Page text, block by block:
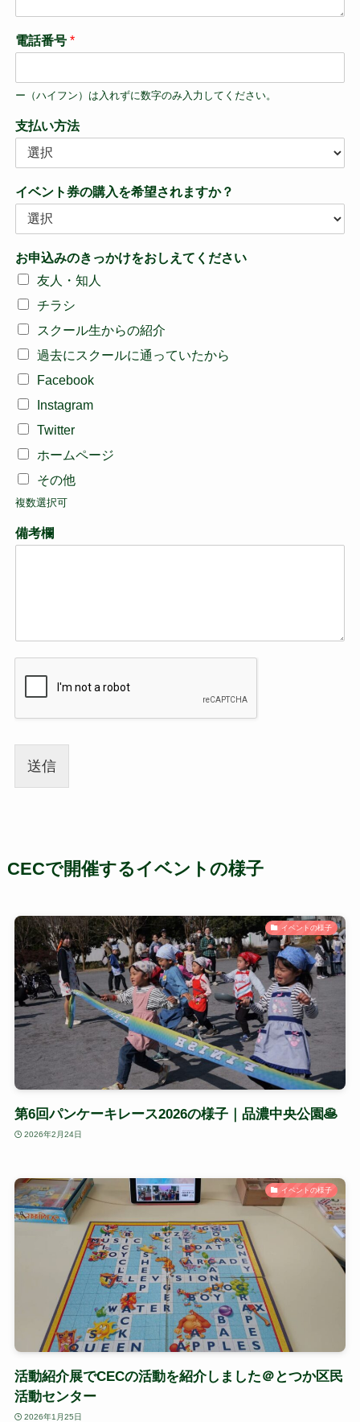
電話番号 *
ー（ハイフン）は入れずに数字のみ入力してください。
支払い方法
イベント券の購入を希望されますか？
お申込みのきっかけをおしえてください
友人・知人
チラシ
スクール生からの紹介
過去にスクールに通っていたから
Facebook
Instagram
Twitter
ホームページ
その他
複数選択可
備考欄
送信
CECで開催するイベントの様子
イベントの様子
第6回パンケーキレース2026の様子｜品濃中央公園🥞
2026年2月24日
イベントの様子
活動紹介展でCECの活動を紹介しました＠とつか区民
活動センター
2026年1月25日